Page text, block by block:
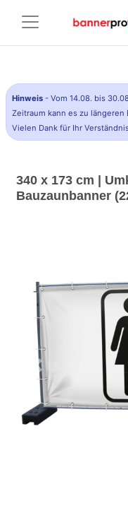
Hinweis - Vom 14.08. bis
Zeitraum kann es zu
Vielen Dank für Ihr
340 x 173 cm |
Bauzaunbanner
Previous